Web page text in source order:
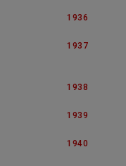
1936
1937
1938
1939
1940